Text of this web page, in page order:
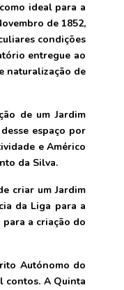
ideal para a
de 1852,
condições
entregue ao
naturalização de
de um Jardim
espaço por
e Américo
da Silva.
criar um Jardim
da Liga para a
para a criação do
Autónomo do
contos. A Quinta